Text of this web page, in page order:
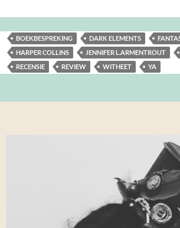
BOEKBESPREKING DARK ELEMENTS
HARPER COLLINS
JENNIFER L.ARMENTROUT
RECENSIE
REVIEW WITHEET YA